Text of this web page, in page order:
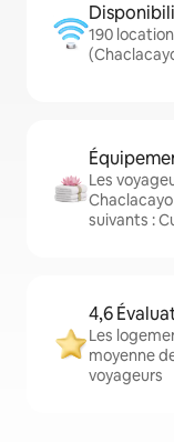
190
Les
suivants :
4,6
Les
moyenne
voyageurs